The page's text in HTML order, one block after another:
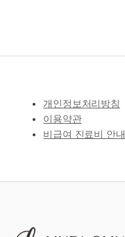
개인정보처리방침
이용약관
비급여 진료비 안내